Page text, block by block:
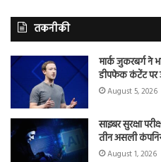
तकनीकी
मार्क जुकरबर्ग ने
डीपफेक कंटेंट पर
August 5, 2026
साइबर सुरक्षा
तीन असली
August 1, 2026